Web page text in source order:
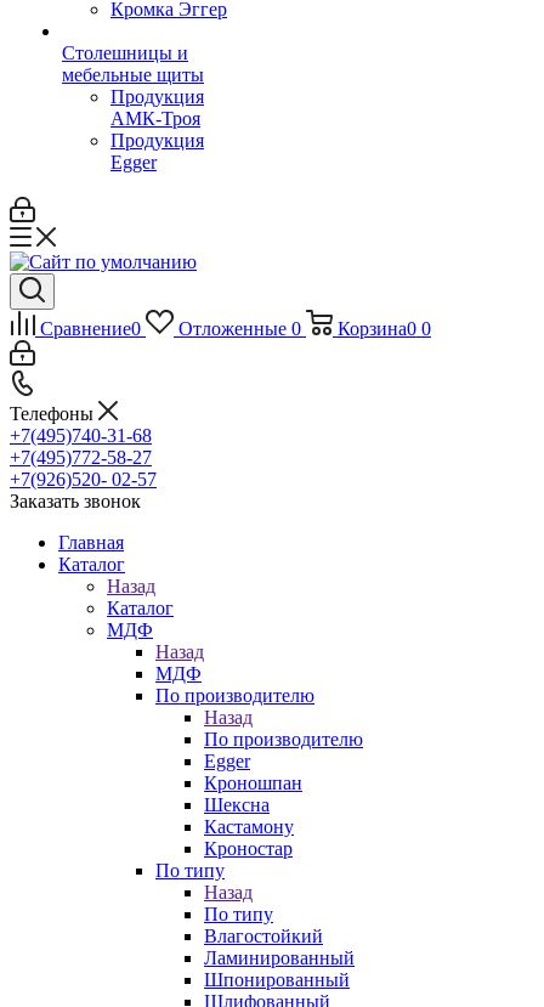
Кромка Эггер
Столешницы и
мебельные щиты
Продукция
АМК-Троя
Продукция
Egger
Сравнение0 Отложенные 0 Корзина0 0
Телефоны
+7(495)740-31-68
+7(495)772-58-27
+7(926)520- 02-57
Заказать звонок
Главная
Каталог
Назад
Каталог
МДФ
Назад
МДФ
По производителю
Назад
По производителю
Egger
Кроношпан
Шексна
Кастамону
Кроностар
По типу
Назад
По типу
Влагостойкий
Ламинированный
Шпонированный
Шлифованный